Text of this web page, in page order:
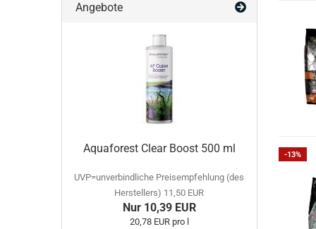
-13%
Angebote
Aquaforest Clear Boost 500 ml
UVP=unverbindliche Preisempfehlung (des
Herstellers) 11,50 EUR
Nur 10,39 EUR
20,78 EUR pro l